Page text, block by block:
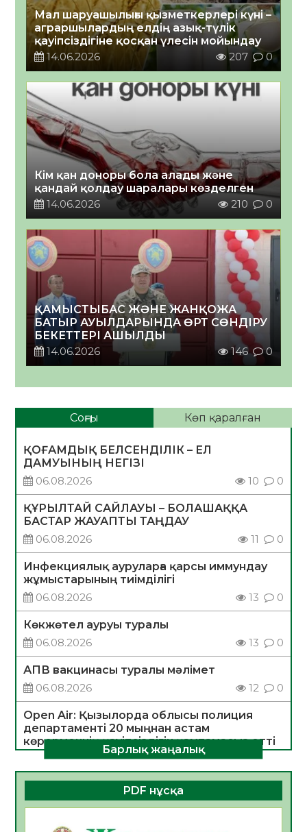
Мал шаруашылығы қызметкерлері күні –
аграршылардың елдің азық-түлік
қауіпсіздігіне қосқан үлесін мойындау
14.06.2026
207 0
Кім қан доноры бола алады және
қандай қолдау шаралары көзделген
14.06.2026
210 0
ҚАМЫСТЫБАС ЖӘНЕ ЖАНҚОЖА
БАТЫР АУЫЛДАРЫНДА ӨРТ СӨНДІРУ
БЕКЕТТЕРІ АШЫЛДЫ
14.06.2026
146 0
Соңғы Көп қаралған
ҚОҒАМДЫҚ БЕЛСЕНДІЛІК – ЕЛ
ДАМУЫНЫҢ НЕГІЗІ
06.08.2026
10 0
ҚҰРЫЛТАЙ САЙЛАУЫ – БОЛАШАҚҚА
БАСТАР ЖАУАПТЫ ТАҢДАУ
06.08.2026
11 0
Инфекциялық ауруларға қарсы иммундау
жұмыстарының тиімділігі
06.08.2026
13 0
Көкжөтел ауруы туралы
06.08.2026
13 0
АПВ вакцинасы туралы мәлімет
06.08.2026
12 0
Open Air: Қызылорда облысы полиция
департаменті 20 мыңнан астам
көрерменнің қауіпсіздігін қамтамасыз етті
06.08.2026
14
ҚЫЗЫЛОРДАДА «САНАЛЫ ҰРПАҚ –
ЖАРҚЫН БОЛАШАҚ» АТТЫ КЕҢЕЙТІЛГЕН
Барлық жаңалық
PDF нұсқа